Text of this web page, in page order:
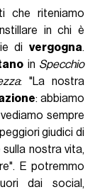
che riteniamo
in chi è
di vergogna.
in Specchio
: "La nostra
: abbiamo
sempre
giudici di
nostra vita,
E potremmo
dai social,